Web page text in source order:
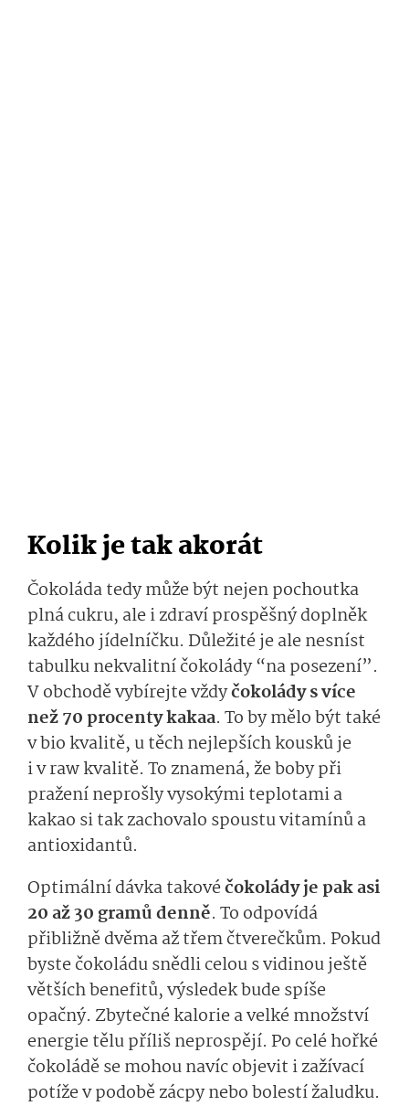
Kolik je tak akorát
Čokoláda tedy může být nejen pochoutka
plná cukru, ale i zdraví prospěšný doplněk
každého jídelníčku. Důležité je ale nesníst
tabulku nekvalitní čokolády “na posezení”.
V obchodě vybírejte vždyčokolády s více
než 70 procenty kakaa. To by mělo být také
v bio kvalitě, u těch nejlepších kousků je
i v raw kvalitě. To znamená, že boby při
pražení neprošly vysokými teplotami a
kakao si tak zachovalo spoustu vitamínů a
antioxidantů.
Optimální dávka takovéčokolády je pak asi
20 až 30 gramů denně. To odpovídá
přibližně dvěma až třem čtverečkům. Pokud
byste čokoládu snědli celou s vidinou ještě
větších benefitů, výsledek bude spíše
opačný. Zbytečné kalorie a velké množství
energie tělu příliš neprospějí. Po celé hořké
čokoládě se mohou navíc objevit i zažívací
potíže v podobě zácpy nebo bolestí žaludku.